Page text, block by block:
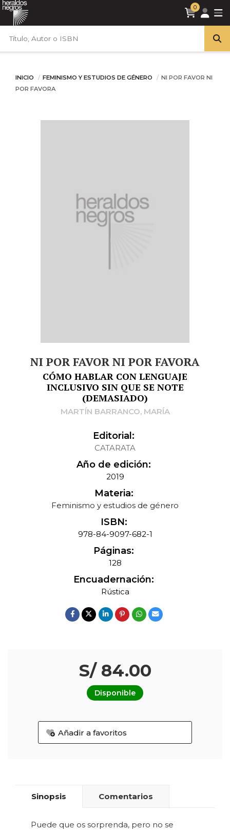
0
INICIO FEMINISMO Y ESTUDIOS DE GÉNERO
NI POR FAVOR NI
POR FAVORA
NI POR FAVOR NI POR FAVORA
CÓMO HABLAR CON LENGUAJE
INCLUSIVO SIN QUE SE NOTE
(DEMASIADO)
MARTÍN BARRANCO, MARÍA
Editorial:
CATARATA
Año de edición:
2019
Materia:
Feminismo y estudios de género
ISBN:
978-84-9097-682-1
Páginas:
128
Encuadernación:
Rústica
S/ 84.00
Disponible
Añadir a favoritos
Sinopsis Comentarios
Puede que os sorprenda, pero no se